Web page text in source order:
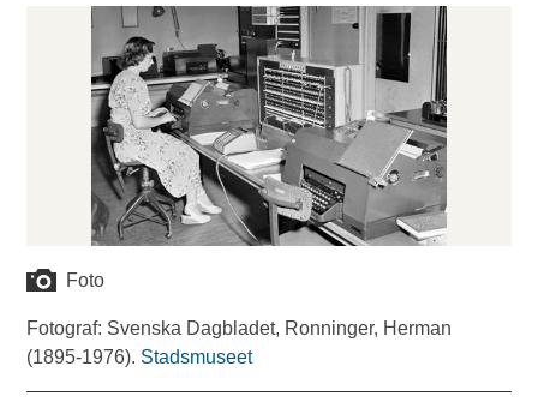
Foto
Fotograf: Svenska Dagbladet, Ronninger, Herman
(1895-1976). Stadsmuseet